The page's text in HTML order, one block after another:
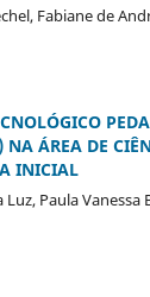
Fabiane de
NA ÁREA DE
INICIAL
Paula Vanessa